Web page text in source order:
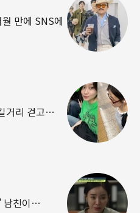
월 만에 SNS에
거리 걷고…
남친이…